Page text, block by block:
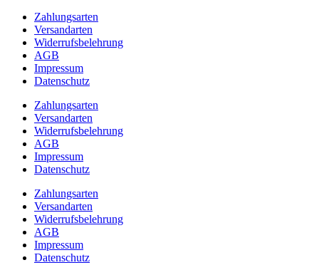
Zahlungsarten
Versandarten
Widerrufsbelehrung
AGB
Impressum
Datenschutz
Zahlungsarten
Versandarten
Widerrufsbelehrung
AGB
Impressum
Datenschutz
Zahlungsarten
Versandarten
Widerrufsbelehrung
AGB
Impressum
Datenschutz